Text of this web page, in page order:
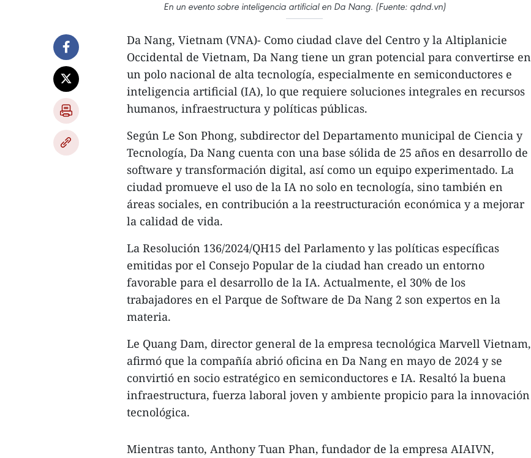
En un evento sobre inteligencia artificial en Da Nang. (Fuente: qdnd.vn)
Da Nang, Vietnam (VNA)- Como ciudad clave del Centro y la Altiplanicie
Occidental de Vietnam, Da Nang tiene un gran potencial para convertirse en
un polo nacional de alta tecnología, especialmente en semiconductores e
inteligencia artificial (IA), lo que requiere soluciones integrales en recursos
humanos, infraestructura y políticas públicas.
Según Le Son Phong, subdirector del Departamento municipal de Ciencia y
Tecnología, Da Nang cuenta con una base sólida de 25 años en desarrollo de
software y transformación digital, así como un equipo experimentado. La
ciudad promueve el uso de la IA no solo en tecnología, sino también en
áreas sociales, en contribución a la reestructuración económica y a mejorar
la calidad de vida.
La Resolución 136/2024/QH15 del Parlamento y las políticas específicas
emitidas por el Consejo Popular de la ciudad han creado un entorno
favorable para el desarrollo de la IA. Actualmente, el 30% de los
trabajadores en el Parque de Software de Da Nang 2 son expertos en la
materia.
Le Quang Dam, director general de la empresa tecnológica Marvell Vietnam,
afirmó que la compañía abrió oficina en Da Nang en mayo de 2024 y se
convirtió en socio estratégico en semiconductores e IA. Resaltó la buena
infraestructura, fuerza laboral joven y ambiente propicio para la innovación
tecnológica.
Mientras tanto, Anthony Tuan Phan, fundador de la empresa AIAIVN,